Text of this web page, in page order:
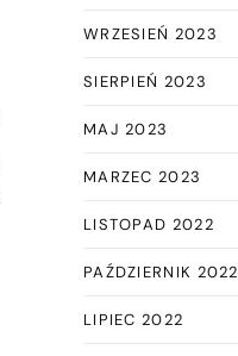
WRZESIEŃ 2023
SIERPIEŃ 2023
MAJ 2023
MARZEC 2023
LISTOPAD 2022
PAŹDZIERNIK 2022
LIPIEC 2022